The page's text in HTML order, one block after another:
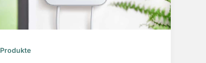
Produkte